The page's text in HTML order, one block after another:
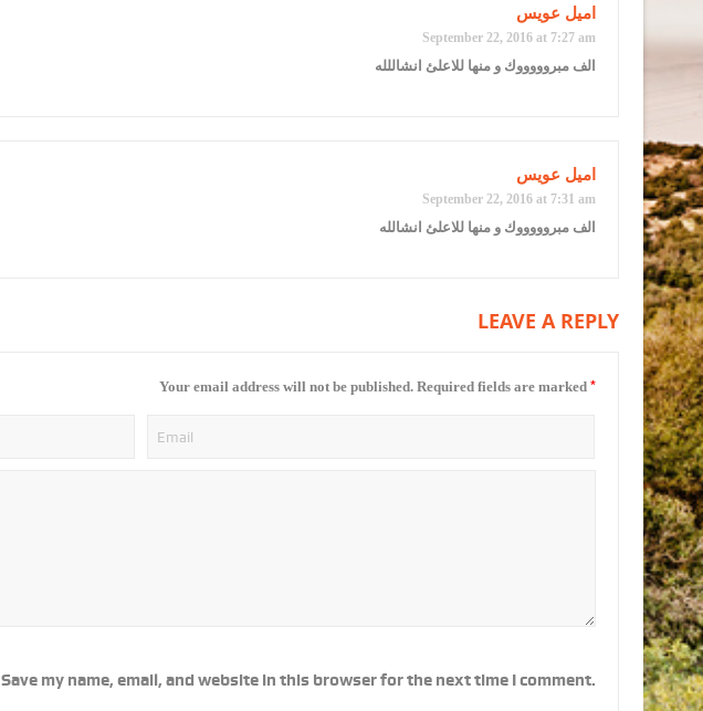
اميل عويس
September 22, 2016 at 7:27 am
الف مبروووووك و منها للاعلئ انشاللله
اميل عويس
September 22, 2016 at 7:31 am
الف مبروووووك و منها للاعلئ انشالله
LEAVE A REPLY
Your email address will not be published. Required fields are marked *
Save my name, email, and website in this browser for the next time I comment.